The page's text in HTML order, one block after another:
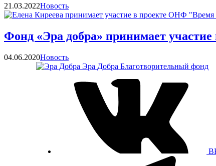
21.03.2022Категории
Новость
Фонд «Эра добра» принимает
04.06.2020Категории
Новость
Эра Добра Благотворительный фонд